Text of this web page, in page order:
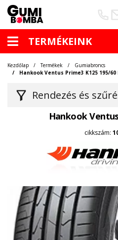
TERMÉKEINK
Rendezés és
Kezdőlap Termékek
Gumiabroncs
Hankook Ventus Prime3 K125 195/60
Hankook
cikkszám: